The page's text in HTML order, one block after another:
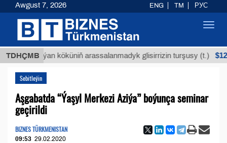
TDHÇMB
Buýan köküniň arassalanmadyk glisirrizin turşusy (t.) $12935,18
Sebitleýin
Aşgabatda “Ýaşyl Merkezi Aziýa” boýunça seminar
geçirildi
BIZNES TÜRKMENISTAN
09:53 29.02.2020
Awgust 7, 2026 ENG TM РУС